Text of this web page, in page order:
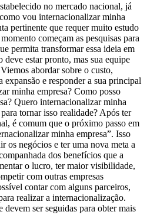
no mercado nacional, já
vou internacionalizar minha
pertinente que requer muito estudo
começam as pesquisas para
permita transformar essa ideia em
deve estar pronto, mas sua equipe
abordar sobre o custo,
expansão e responder a sua principal
minha empresa? Como posso
Quero internacionalizar minha
tornar isso realidade? Após ter
é comum que o próximo passo em
minha empresa”. Isso
os negócios e ter uma nova meta a
dos benefícios que a
o lucro, ter maior visibilidade,
com outras empresas
contar com alguns parceiros,
realizar a internacionalização.
devem ser seguidas para obter mais